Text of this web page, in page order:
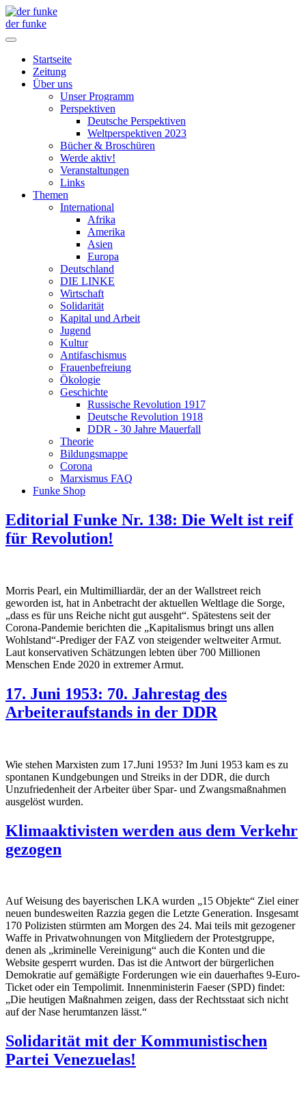
der funke
Startseite
Zeitung
Über uns
Unser Programm
Perspektiven
Deutsche Perspektiven
Weltperspektiven 2023
Bücher & Broschüren
Werde aktiv!
Veranstaltungen
Links
Themen
International
Afrika
Amerika
Asien
Europa
Deutschland
DIE LINKE
Wirtschaft
Solidarität
Kapital und Arbeit
Jugend
Kultur
Antifaschismus
Frauenbefreiung
Ökologie
Geschichte
Russische Revolution 1917
Deutsche Revolution 1918
DDR - 30 Jahre Mauerfall
Theorie
Bildungsmappe
Corona
Marxismus FAQ
Funke Shop
Editorial Funke Nr. 138: Die Welt ist reif
für Revolution!
Morris Pearl, ein Multimilliardär, der an der Wallstreet reich
geworden ist, hat in Anbetracht der aktuellen Weltlage die Sorge,
„dass es für uns Reiche nicht gut ausgeht“. Spätestens seit der
Corona-Pandemie berichten die „Kapitalismus bringt uns allen
Wohlstand“-Prediger der FAZ von steigender weltweiter Armut.
Laut konservativen Schätzungen lebten über 700 Millionen
Menschen Ende 2020 in extremer Armut.
17. Juni 1953: 70. Jahrestag des
Arbeiteraufstands in der DDR
Wie stehen Marxisten zum 17.Juni 1953? Im Juni 1953 kam es zu
spontanen Kundgebungen und Streiks in der DDR, die durch
Unzufriedenheit der Arbeiter über Spar- und Zwangsmaßnahmen
ausgelöst wurden.
Klimaaktivisten werden aus dem Verkehr
gezogen
Auf Weisung des bayerischen LKA wurden „15 Objekte“ Ziel einer
neuen bundesweiten Razzia gegen die Letzte Generation. Insgesamt
170 Polizisten stürmten am Morgen des 24. Mai teils mit gezogener
Waffe in Privatwohnungen von Mitgliedern der Protestgruppe,
denen als „kriminelle Vereinigung“ auch die Konten und die
Website gesperrt wurden. Das ist die Antwort der bürgerlichen
Demokratie auf gemäßigte Forderungen wie ein dauerhaftes 9-Euro-
Ticket oder ein Tempolimit. Innenministerin Faeser (SPD) findet:
„Die heutigen Maßnahmen zeigen, dass der Rechtsstaat sich nicht
auf der Nase herumtanzen lässt.“
Solidarität mit der Kommunistischen
Partei Venezuelas!